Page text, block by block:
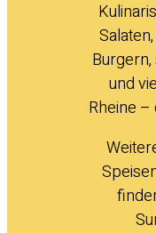
und
Rheine –